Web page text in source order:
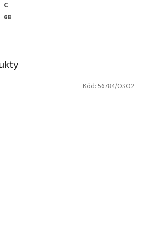
Kód: 56784/OSO2
C
68